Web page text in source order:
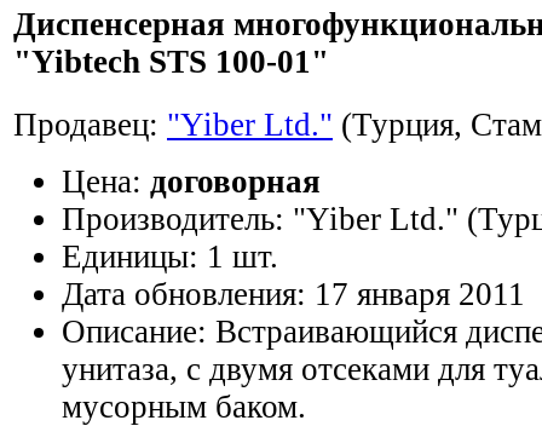
Диспенсерная
"Yibtech STS 100-01"
Продавец: "Yiber Ltd." (Турция,
Цена: договорная
Производитель: "Yiber Ltd."
Единицы: 1 шт.
Дата обновления: 17 января 2011
Описание: Встраивающийся
унитаза, c двумя отсеками для
мусорным баком.